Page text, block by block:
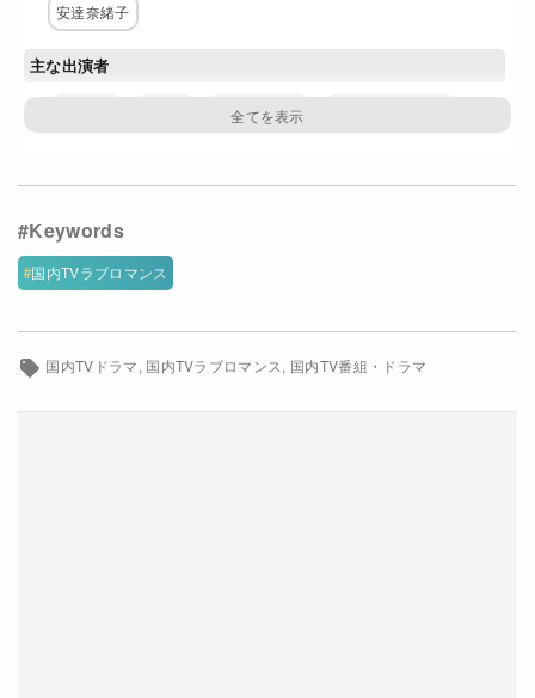
安達奈緒子
主な出演者
松山ケンイチ
ネットワーク
国内TVラブロマンス
国内TVドラマ 国内TVラブロマンス 国内TV番組・ドラマ